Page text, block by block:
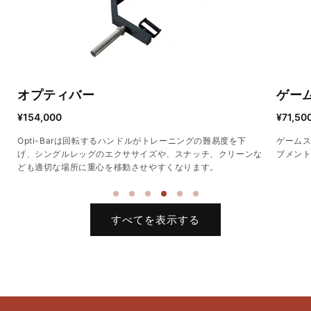
の難易度を下
ッチ、クリーンな
ます。
ゲームスピード360
常
価
格
ゲームスピード360は加速、減速、ストップなどあらゆ
ブメントトレーニングにご活用いただけます。
すべてを表示する